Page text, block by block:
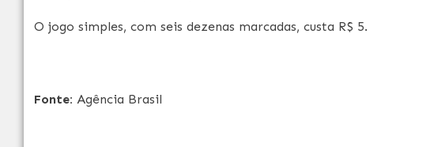
O jogo simples, com seis dezenas marcadas, custa R$ 5.
Fonte: Agência Brasil